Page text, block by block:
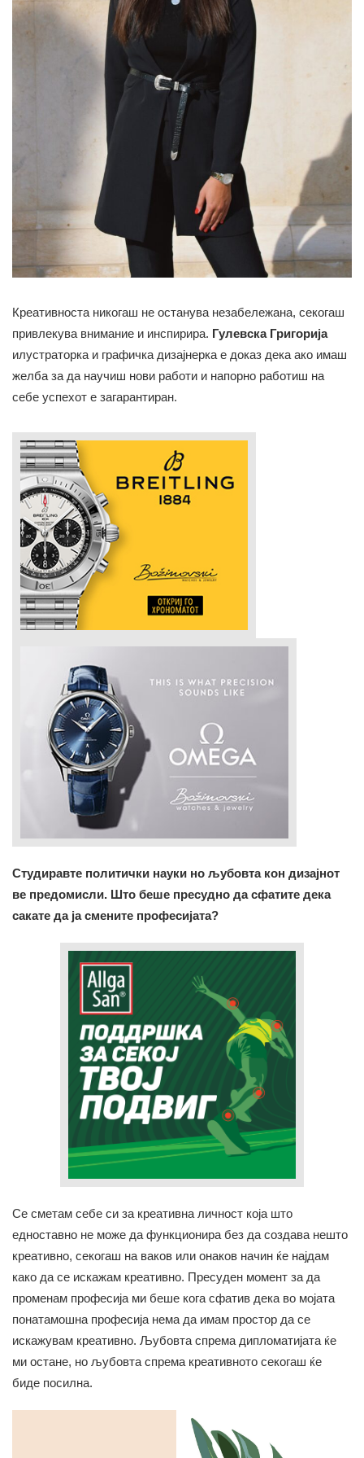
Креативноста никогаш не останува незабележана, секогаш
привлекува внимание и инспирира. Гулевска Григорија
илустраторка и графичка дизајнерка е доказ дека ако имаш
желба за да научиш нови работи и напорно работиш на
себе успехот е загарантиран.
Студиравте политички науки но љубовта кон дизајнот
ве предомисли. Што беше пресудно да сфатите дека
сакате да ја смените професијата?
Се сметам себе си за креативна личност која што
едноставно не може да функционира без да создава нешто
креативно, секогаш на ваков или онаков начин ќе најдам
како да се искажам креативно. Пресуден момент за да
променам професија ми беше кога сфатив дека во мојата
понатамошна професија нема да имам простор да се
искажувам креативно. Љубовта спрема дипломатијата ќе
ми остане, но љубовта спрема креативното секогаш ќе
биде посилна.